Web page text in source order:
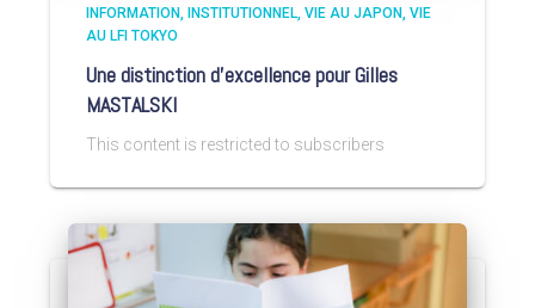
INFORMATION INSTITUTIONNEL VIE AU JAPON VIE
AU LFI TOKYO
Une distinction d’excellence pour Gilles
MASTALSKI
This content is restricted to subscribers